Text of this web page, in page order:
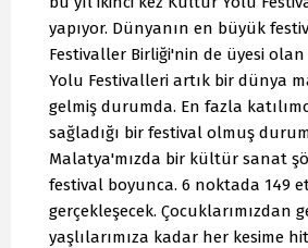
yapıyor. Dünyanın en büyük
Festivaller Birliği'nin de üyesi
Yolu Festivalleri artık bir dünya
gelmiş durumda. En fazla
sağladığı bir festival olmuş
Malatya'mızda bir kültür sanat
festival boyunca. 6 noktada 149
gerçekleşecek. Çocuklarımızdan
yaşlılarımıza kadar her kesime